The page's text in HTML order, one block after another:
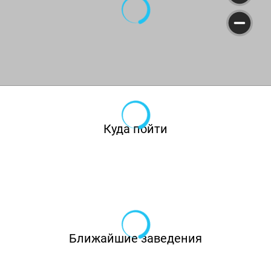
кожаных английских диванах и удобных
креслах. Такие же разные в ресторане и
блюда. Основу меню составляет узбекская
кухня, но есть также европейское и японское
традиционный ароматный плов, или острый
суп Том Ям, или же тарелка элитных
Куда пойти
Ближайшие заведения